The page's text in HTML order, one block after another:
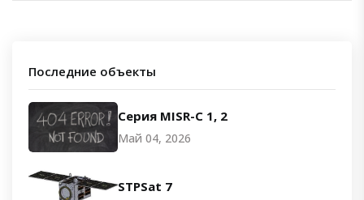
Последние объекты
Серия MISR-C 1, 2
Май 04, 2026
STPSat 7